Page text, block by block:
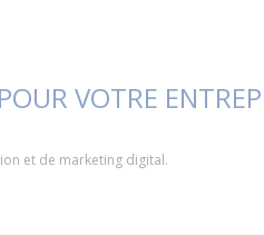
VOTRE
et de marketing digital.